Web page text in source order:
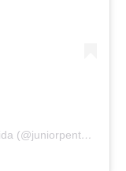
Um post compartilhado por Clovis Almeida (@juniorpentecoste01)